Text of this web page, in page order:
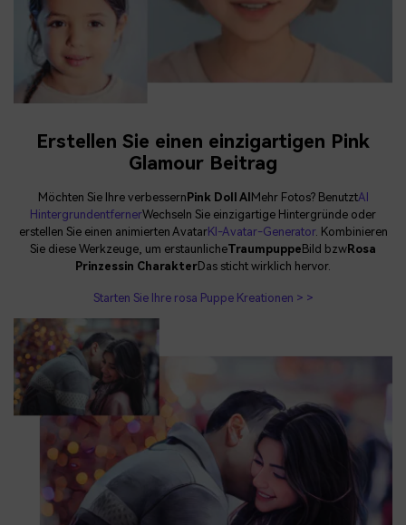
Erstellen Sie einen einzigartigen Pink
Glamour Beitrag
Möchten Sie Ihre verbessern Pink Doll AI Mehr Fotos? BenutztAI
HintergrundentfernerWechseln Sie einzigartige Hintergründe oder
erstellen Sie einen animierten AvatarKI-Avatar-Generator. Kombinieren
Sie diese Werkzeuge, um erstaunlicheTraumpuppe Bild bzw Rosa
Prinzessin CharakterDas sticht wirklich hervor.
Starten Sie Ihre rosa Puppe Kreationen > >